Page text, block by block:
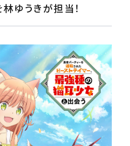
林ゆうきが担当！